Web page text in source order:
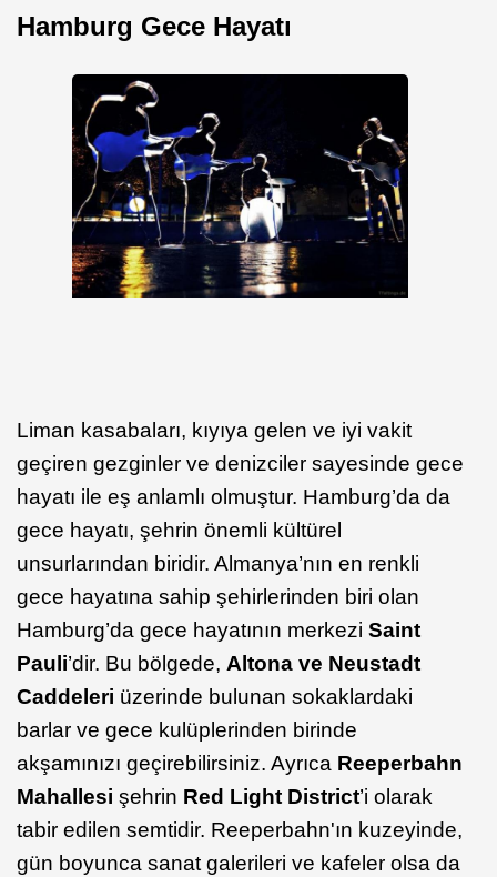
Hamburg Gece Hayatı
Liman kasabaları, kıyıya gelen ve iyi vakit
geçiren gezginler ve denizciler sayesinde gece
hayatı ile eş anlamlı olmuştur. Hamburg’da da
gece hayatı, şehrin önemli kültürel
unsurlarından biridir. Almanya’nın en renkli
gece hayatına sahip şehirlerinden biri olan
Hamburg’da gece hayatının merkezi Saint
Pauli’dir. Bu bölgede, Altona ve Neustadt
Caddeleri üzerinde bulunan sokaklardaki
barlar ve gece kulüplerinden birinde
akşamınızı geçirebilirsiniz. Ayrıca Reeperbahn
Mahallesi şehrin Red Light District’i olarak
tabir edilen semtidir. Reeperbahn'ın kuzeyinde,
gün boyunca sanat galerileri ve kafeler olsa da